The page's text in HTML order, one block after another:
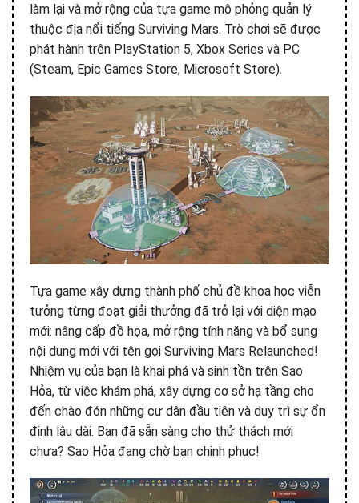
làm lại và mở rộng của tựa game mô phỏng quản lý
thuộc địa nổi tiếng Surviving Mars. Trò chơi sẽ được
phát hành trên PlayStation 5, Xbox Series và PC
(Steam, Epic Games Store, Microsoft Store).
Tựa game xây dựng thành phố chủ đề khoa học viễn
tưởng từng đoạt giải thưởng đã trở lại với diện mạo
mới: nâng cấp đồ họa, mở rộng tính năng và bổ sung
nội dung mới với tên gọi Surviving Mars Relaunched!
Nhiệm vụ của bạn là khai phá và sinh tồn trên Sao
Hỏa, từ việc khám phá, xây dựng cơ sở hạ tầng cho
đến chào đón những cư dân đầu tiên và duy trì sự ổn
định lâu dài. Bạn đã sẵn sàng cho thử thách mới
chưa? Sao Hỏa đang chờ bạn chinh phục!